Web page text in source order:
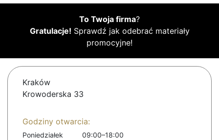
To Twoja firma?
Gratulacje! Sprawdź jak odebrać materiały
promocyjne!
Kraków
Krowoderska 33
Godziny otwarcia:
Poniedziałek
09:00–18:00